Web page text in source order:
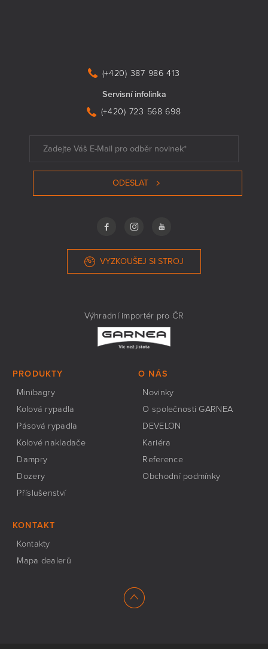
(+420) 387 986 413
Servisní infolinka
(+420) 723 568 698
ODESLAT
VYZKOUŠEJ SI STROJ
Výhradní importér pro ČR
PRODUKTY
Minibagry
Kolová rypadla
Pásová rypadla
Kolové nakladače
Dampry
Dozery
Příslušenství
O NÁS
Novinky
O společnosti GARNEA
DEVELON
Kariéra
Reference
Obchodní podmínky
KONTAKT
Kontakty
Mapa dealerů